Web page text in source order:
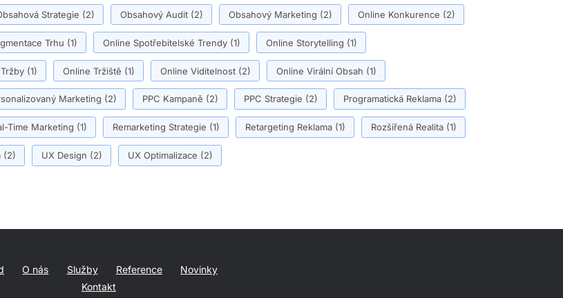
Strategie (2) Obsahový Audit(2) Obsahový Marketing (2) Online Konkurence (2)
Trhu (1) Online Spotřebitelské Trendy(1) Online Storytelling (1)
(1) Online Tržiště (1) Online Viditelnost(2) Online Virální Obsah (1)
Marketing (2) PPC Kampaně (2) PPC Strategie (2) Programatická Reklama(2)
Time Marketing (1) Remarketing Strategie (1) Retargeting Reklama(1) Rozšířená Realita(1)
(2) UX Design (2) UX Optimalizace (2)
O nás Služby Reference
Novinky
Kontakt